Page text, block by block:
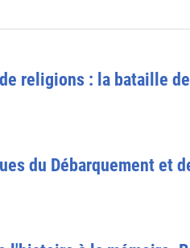
religions : la bataille
du Débarquement et